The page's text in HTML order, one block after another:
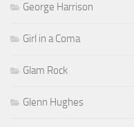
George Harrison
Girl in a Coma
Glam Rock
Glenn Hughes